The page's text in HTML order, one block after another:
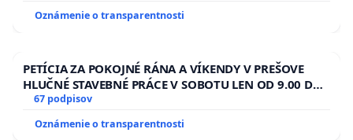
Oznámenie o transparentnosti
PETÍCIA ZA POKOJNÉ RÁNA A VÍKENDY V PREŠOVE
HLUČNÉ STAVEBNÉ PRÁCE V SOBOTU LEN OD 9.00 DO
13.00 HOD., CEZ PRACOVNÝ TÝŽDEŇ CIEĽ 8.00 – 18.00
ĎUMBIERSKEJ/MAGU
67 podpisov
Oznámenie o transparentnosti